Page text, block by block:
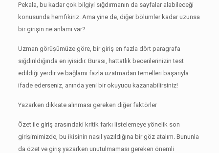
Pekala, bu kadar çok bilgiyi sığdırmanın da sayfalar alabileceği
konusunda hemfikiriz. Ama yine de, diğer bölümler kadar uzunsa
bir girişin ne anlamı var?
Uzman görüşümüze göre, bir giriş en fazla dört paragrafa
sığdırıldığında en iyisidir. Burası, hattatlık becerilerinizin test
edildiği yerdir ve bağlamı fazla uzatmadan temelleri başarıyla
ifade ederseniz, anında yeni bir okuyucu kazanabilirsiniz!
Yazarken dikkate alınması gereken diğer faktörler
Özet ile giriş arasındaki kritik farkı listelemeye yönelik son
girişimimizde, bu ikisinin nasıl yazıldığına bir göz atalım. Bununla
da özet ve giriş yazarken unutulmaması gereken önemli